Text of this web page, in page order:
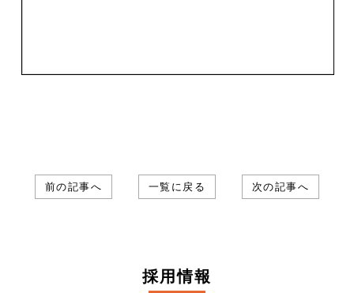
前の記事へ 一覧に戻る 次の記事へ
採用情報